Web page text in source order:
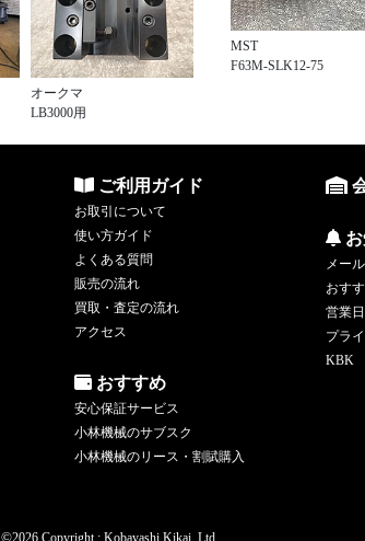
オークマ
LB3000用
MST
F63M-SLK12-75
ご利用ガイド
お取引について
使い方ガイド
よくある質問
販売の流れ
買取・査定の流れ
アクセス
おすすめ
安心保証サービス
小林機械のサブスク
小林機械のリース・割賦購入
お
メー
おす
営業
プラ
KBK
©2026 Copyright : Kobayashi Kikai, Ltd.